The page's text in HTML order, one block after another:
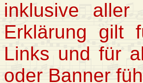
inklusive aller
Erklärung gilt
Links und für
oder Banner